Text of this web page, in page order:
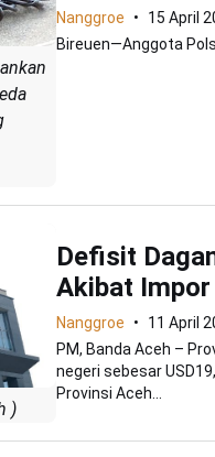
Nanggroe
15 April
Bireuen—Anggota
)
Defisit
Akibat
Nanggroe
11 April
PM, Banda Aceh –
negeri sebesar
Provinsi Aceh...